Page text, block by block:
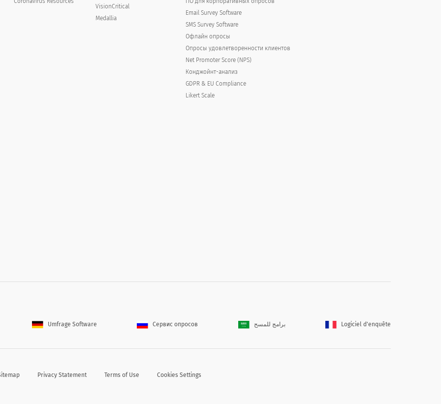
42-51
VisionCritical
Medallia
Email Survey Software
SMS Survey Software
Офлайн опросы
Опросы удовлетворенности клиентов
Net Promoter Score (NPS)
Конджойнт-анализ
GDPR & EU Compliance
Likert Scale
Umfrage Software Сервис опросов برامج للمسح Logiciel d'enquête
Privacy Statement Terms of Use Cookies Settings